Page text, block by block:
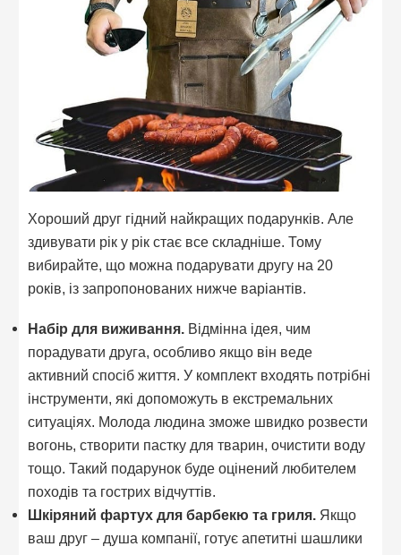
Хороший друг гідний найкращих подарунків. Але
здивувати рік у рік стає все складніше. Тому
вибирайте, що можна подарувати другу на 20
років, із запропонованих нижче варіантів.
Набір для виживання. Відмінна ідея, чим
порадувати друга, особливо якщо він веде
активний спосіб життя. У комплект входять потрібні
інструменти, які допоможуть в екстремальних
ситуаціях. Молода людина зможе швидко розвести
вогонь, створити пастку для тварин, очистити воду
тощо. Такий подарунок буде оцінений любителем
походів та гострих відчуттів.
Шкіряний фартух для барбекю та гриля. Якщо
ваш друг – душа компанії, готує апетитні шашлики